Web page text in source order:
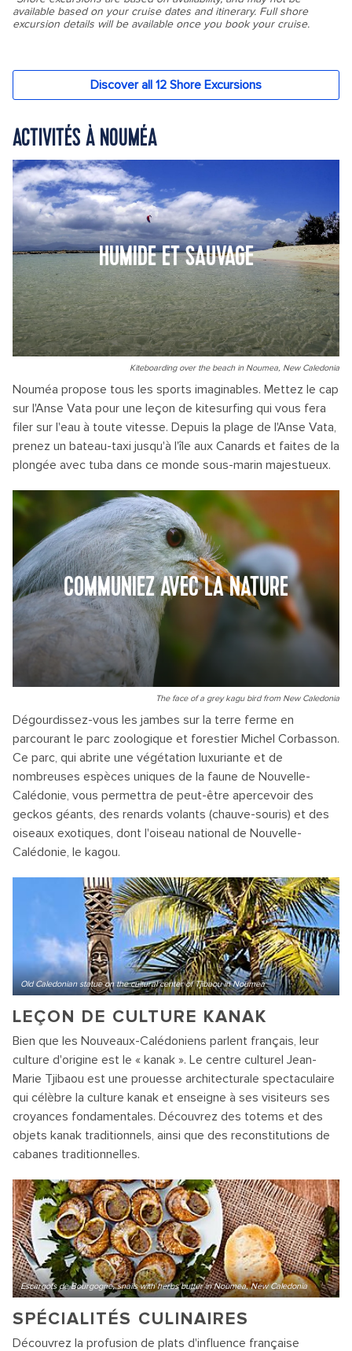
ACTIVITÉS À NOUMÉA
HUMIDE ET SAUVAGE
Kiteboarding over the beach in Noumea, New Caledonia
Nouméa propose tous les sports imaginables. Mettez le cap
sur l'Anse Vata pour une leçon de kitesurfing qui vous fera
filer sur l'eau à toute vitesse. Depuis la plage de l'Anse Vata,
prenez un bateau-taxi jusqu'à l'île aux Canards et faites de la
plongée avec tuba dans ce monde sous-marin majestueux.
COMMUNIEZ AVEC LA NATURE
The face of a grey kagu bird from New Caledonia
Dégourdissez-vous les jambes sur la terre ferme en
parcourant le parc zoologique et forestier Michel Corbasson.
Ce parc, qui abrite une végétation luxuriante et de
nombreuses espèces uniques de la faune de Nouvelle-
Calédonie, vous permettra de peut-être apercevoir des
geckos géants, des renards volants (chauve-souris) et des
oiseaux exotiques, dont l'oiseau national de Nouvelle-
Calédonie, le kagou.
Old Caledonian statue on the cultural center of Tjibaou in Noumea
LEÇON DE CULTURE KANAK
Bien que les Nouveaux-Calédoniens parlent français, leur
culture d'origine est le « kanak ». Le centre culturel Jean-
Marie Tjibaou est une prouesse architecturale spectaculaire
qui célèbre la culture kanak et enseigne à ses visiteurs ses
croyances fondamentales. Découvrez des totems et des
objets kanak traditionnels, ainsi que des reconstitutions de
cabanes traditionnelles.
Escargots de Bourgogne, snails with herbs butter in Noumea, New Caledonia
SPÉCIALITÉS CULINAIRES
Découvrez la profusion de plats d'influence française